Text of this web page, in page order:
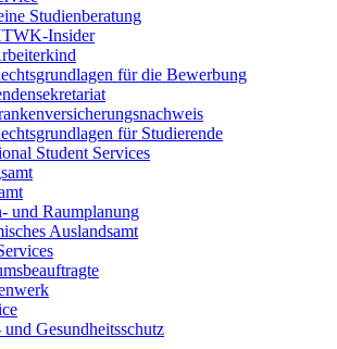
Studienberatung
Insider
für die Bewerbung
für Studierende
Student Services
und Raumplanung
Auslandsamt
Gesundheitsschutz